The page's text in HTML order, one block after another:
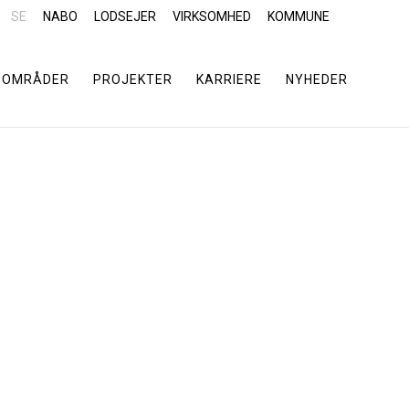
SE NABO LODSEJER VIRKSOMHED KOMMUNE
PROJEKTER KARRIERE NYHEDER